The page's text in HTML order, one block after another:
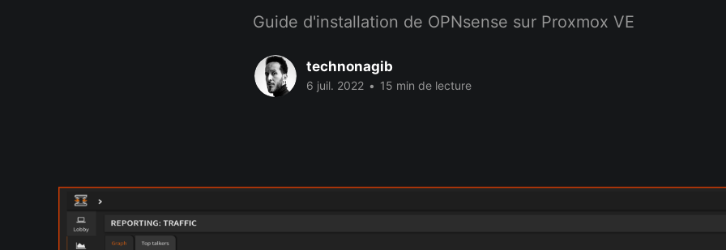
Guide d'installation de OPNsense sur Proxmox VE
technonagib
6 juil. 2022 • 15 min de lecture